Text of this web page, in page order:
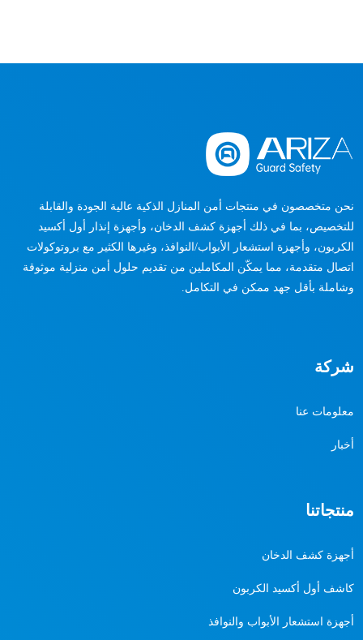
نحن متخصصون في منتجات أمن المنازل الذكية عالية الجودة والقابلة
للتخصيص، بما في ذلك أجهزة كشف الدخان، وأجهزة إنذار أول أكسيد
الكربون، وأجهزة استشعار الأبواب/النوافذ، وغيرها الكثير مع بروتوكولات
اتصال متقدمة، مما يمكّن المكاملين من تقديم حلول أمن منزلية موثوقة
وشاملة بأقل جهد ممكن في التكامل.
شركة
معلومات عنا
أخبار
منتجاتنا
أجهزة كشف الدخان
كاشف أول أكسيد الكربون
أجهزة استشعار الأبواب والنوافذ